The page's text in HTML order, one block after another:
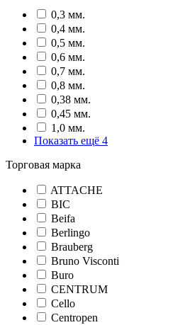
0,3 мм.
0,4 мм.
0,5 мм.
0,6 мм.
0,7 мм.
0,8 мм.
0,38 мм.
0,45 мм.
1,0 мм.
Показать ещё 4
Торговая марка
ATTACHE
BIC
Beifa
Berlingo
Brauberg
Bruno Visconti
Buro
CENTRUM
Cello
Centropen